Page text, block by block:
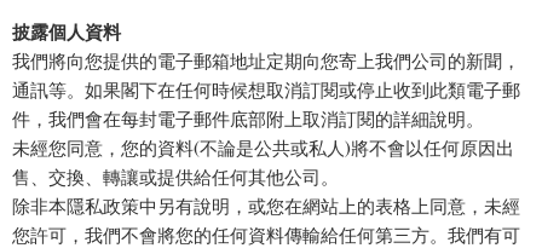
披露個人資料
我們將向您提供的電子郵箱地址定期向您寄上我們公司的新聞，
通訊等。如果閣下在任何時候想取消訂閱或停止收到此類電子郵
件，我們會在每封電子郵件底部附上取消訂閱的詳細說明。
未經您同意，您的資料(不論是公共或私人)將不會以任何原因出
售、交換、轉讓或提供給任何其他公司。
除非本隱私政策中另有說明，或您在網站上的表格上同意，未經
您許可，我們不會將您的任何資料傳輸給任何第三方。我們有可